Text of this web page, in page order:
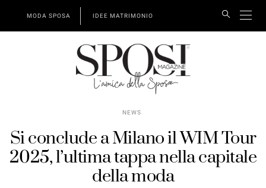
MODA SPOSA IDEE MATRIMONIO
NEWS
Si conclude a Milano il WIM Tour
2025, l’ultima tappa nella capitale
della moda